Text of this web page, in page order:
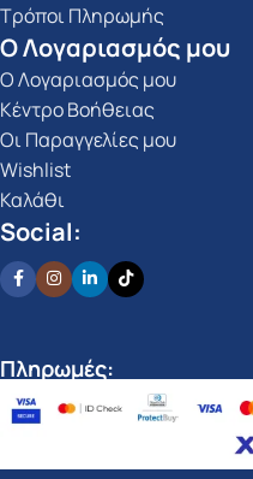
Τρόποι Πληρωμής
Ο Λογαριασμός μου
Ο Λογαριασμός μου
Κέντρο Βοήθειας
Οι Παραγγελίες μου
Wishlist
Καλάθι
Social:
Πληρωμές: